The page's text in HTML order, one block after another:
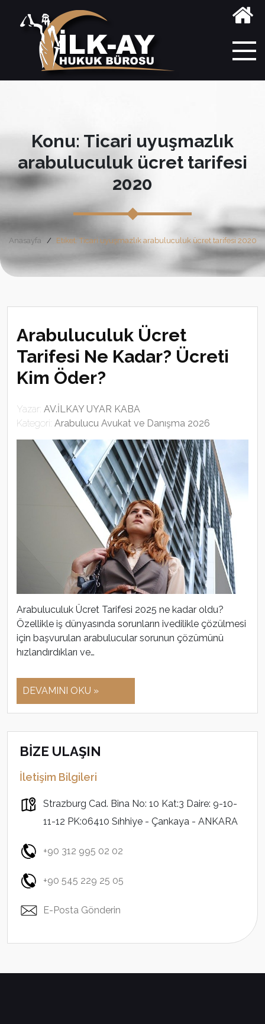
Konu: Ticari uyuşmazlık
arabuluculuk ücret tarifesi
2020
Anasayfa Etiket: Ticari uyuşmazlık arabuluculuk ücret tarifesi 2020
Arabuluculuk Ücret
Tarifesi Ne Kadar? Ücreti
Kim Öder?
Yazar: AV.İLKAY UYAR KABA
Kategori: Arabulucu Avukat ve Danışma 2026
Arabuluculuk Ücret Tarifesi 2025 ne kadar oldu?
Özellikle iş dünyasında sorunların ivedilikle çözülmesi
için başvurulan arabulucular sorunun çözümünü
hızlandırdıkları ve…
DEVAMINI OKU »
BİZE ULAŞIN
İletişim Bilgileri
Strazburg Cad. Bina No: 10 Kat:3 Daire: 9-10-
11-12 PK:06410 Sıhhiye - Çankaya - ANKARA
+90 312 995 02 02
+90 545 229 25 05
E-Posta Gönderin